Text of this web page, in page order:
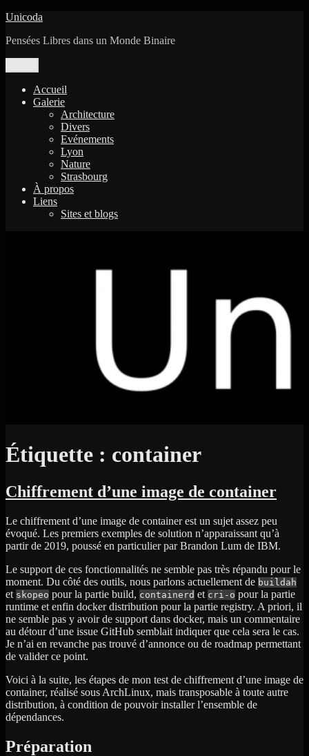
Aller
contenu
Unicoda
Pensées Libres dans un Monde Binaire
Accueil
Galerie
Architecture
Divers
Evénements
Lyon
Nature
Strasbourg
À propos
Liens
Sites et blogs
Étiquette : container
Chiffrement d’une image de container
Le chiffrement d’une image de container est un sujet assez peu
évoqué. Les premiers exemples de solution n’apparaissant qu’à
partir de 2019, poussé en particulier par Brandon Lum de IBM.
Le support de ces fonctionnalités ne semble pas très répandu pour le
moment. Du côté des outils, nous parlons actuellement de buildah
et skopeo pour la partie build, containerd et cri-o pour la partie
runtime et enfin docker distribution pour la partie registry. A priori, il
ne semble pas y avoir de support dans docker, mais un commentaire
au détour d’une issue GitHub semblait indiquer que cela sera le cas.
Je n’ai en revanche pas trouvé d’annonce ou de roadmap permettant
de valider ce point.
Voici à la suite, les étapes de mon test de chiffrement d’une image de
container, réalisé sous ArchLinux, mais transposable à toute autre
distribution, à condition de pouvoir installer l’ensemble de
dépendances.
Préparation